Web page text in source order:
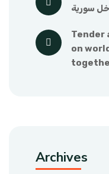
سورية
tender
on
Archives